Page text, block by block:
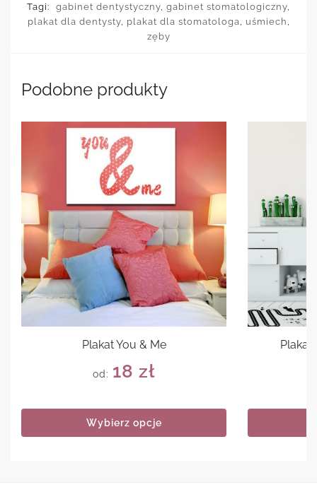
Tagi:
gabinet dentystyczny gabinet stomatologiczny
plakat dla dentysty, plakat dla stomatologa uśmiech
zęby
Podobne produkty
Plakat You & Me
od: 18 zł
Wybierz opcje
Plakat